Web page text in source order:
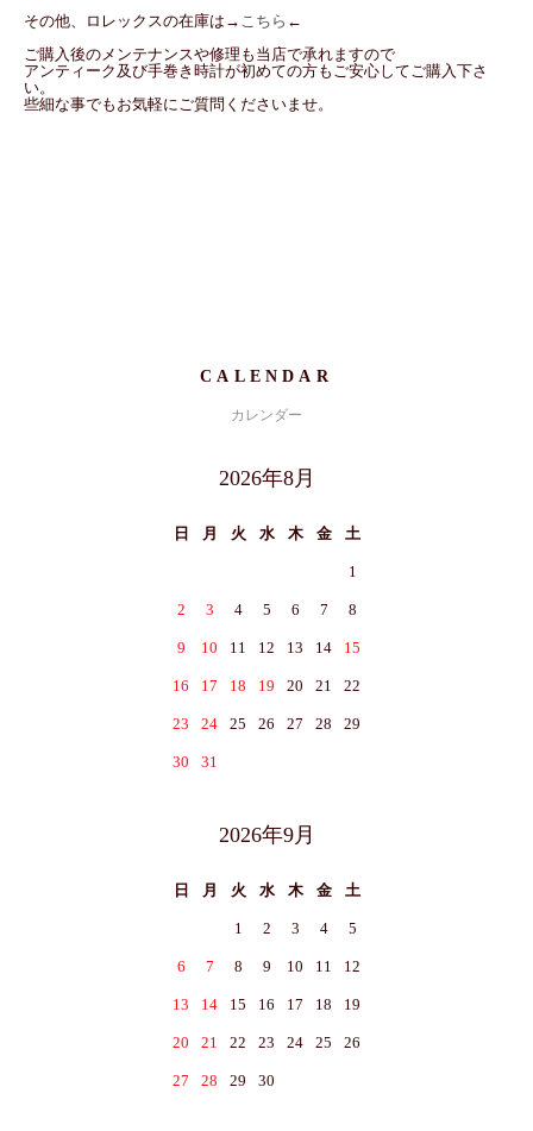
その他、ロレックスの在庫は→ こちら ←
ご購入後のメンテナンスや修理も当店で承れますので
アンティーク及び手巻き時計が初めての方もご安心してご購入下さ
い。
些細な事でもお気軽にご質問くださいませ。
CALENDAR
カレンダー
2026年8月
日 月 火 水 木 金 土
1
2 3 4 5 6 7 8
9 10 11 12 13 14 15
16 17 18 19 20 21 22
23 24 25 26 27 28 29
30 31
2026年9月
日 月 火 水 木 金 土
1 2 3 4 5
6 7 8 9 10 11 12
13 14 15 16 17 18 19
20 21 22 23 24 25 26
27 28 29 30